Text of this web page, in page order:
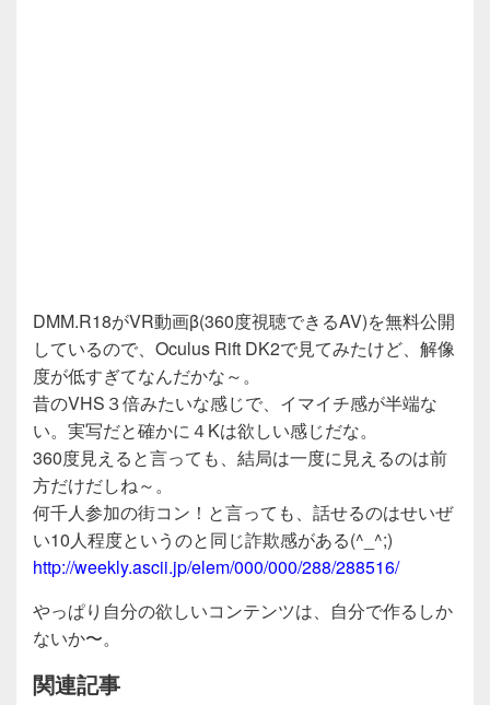
DMM.R18がVR動画β(360度視聴できるAV)を無料公開
しているので、Oculus Rift DK2で見てみたけど、解像
度が低すぎてなんだかな～。
昔のVHS３倍みたいな感じで、イマイチ感が半端な
い。実写だと確かに４Kは欲しい感じだな。
360度見えると言っても、結局は一度に見えるのは前
方だけだしね～。
何千人参加の街コン！と言っても、話せるのはせいぜ
い10人程度というのと同じ詐欺感がある(^_^;)
http://weekly.ascii.jp/elem/000/000/288/288516/
やっぱり自分の欲しいコンテンツは、自分で作るしか
ないか〜。
関連記事